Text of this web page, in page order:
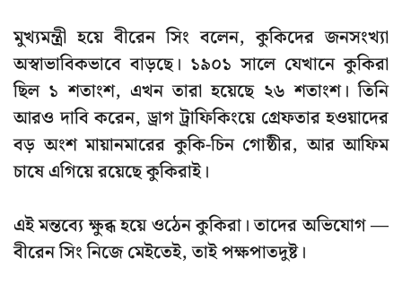
মুখ্যমন্ত্রী হয়ে বীরেন সিং বলেন, কুকিদের জনসংখ্যা
অস্বাভাবিকভাবে বাড়ছে। ১৯০১ সালেযেখানে কুকিরা
ছিল ১ শতাংশ, এখন তারা হয়েছে ২৬ শতাংশ। তিনি
আরও দাবি করেন, ড্রাগ ট্রাফিকিংয়ে গ্রেফতার হওয়াদের
বড় অংশ মায়ানমারের কুকি-চিন গোষ্ঠীর, আর আফিম
চাষে এগিয়ে রয়েছে কুকিরাই।
এই মন্তব্যে ক্ষুব্ধ হয়ে ওঠেন কুকিরা। তাদের অভিযোগ —
বীরেন সিং নিজে মেইতেই, তাই পক্ষপাতদুষ্ট।